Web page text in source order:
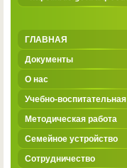
ГЛАВНАЯ
Документы
О нас
Учебно-
Методическая работа
Семейное устройство
Сотрудничество